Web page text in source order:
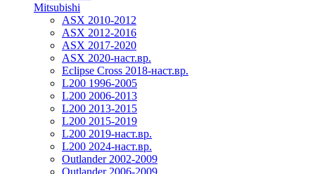
Mitsubishi
ASX 2010-2012
ASX 2012-2016
ASX 2017-2020
ASX 2020-наст.вр.
Eclipse Cross 2018-наст.вр.
L200 1996-2005
L200 2006-2013
L200 2013-2015
L200 2015-2019
L200 2019-наст.вр.
L200 2024-наст.вр.
Outlander 2002-2009
Outlander 2006-2009